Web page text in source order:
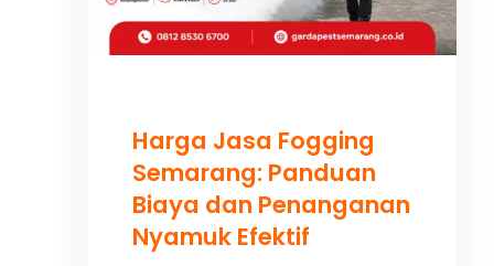
Harga Jasa Fogging
Semarang: Panduan
Biaya dan Penanganan
Nyamuk Efektif